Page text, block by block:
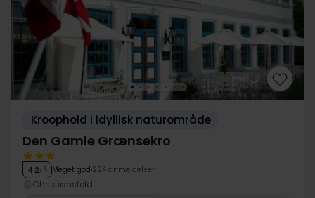
Kroophold i idyllisk naturområde
Den Gamle Grænsekro
4.2/ 5 Meget god 224 anmeldelser
Christiansfeld